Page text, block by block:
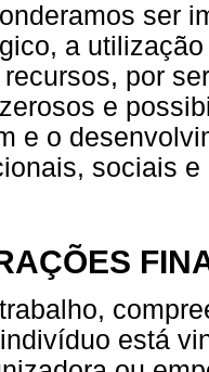
ser
a
por
e
e o
sociais e
está